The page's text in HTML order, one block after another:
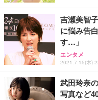
吉瀬美智
に悩み告
す…」
エンタメ
2021.7.15(木)
武田玲奈
写真など